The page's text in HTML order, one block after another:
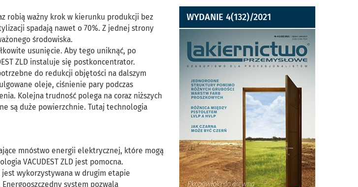
robią ważny krok w kierunku produkcji bez
spadają nawet o 70%. Z jednej strony
środowiska.
usunięcie. Aby tego uniknąć, po
ZLD instaluje się postkoncentrator.
do redukcji objętości na dalszym
oleje, ciśnienie pary podczas
Kolejna trudność polega na coraz niższych
są duże powierzchnie. Tutaj technologia
mnóstwo energii elektrycznej, które mogą
VACUDEST ZLD jest pomocna.
wykorzystywana w drugim etapie
system pozwala
WYDANIE 4(132)/2021